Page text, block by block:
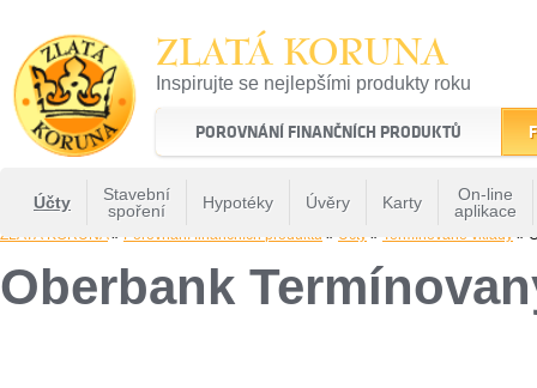
ZLATÁ KORUNA
Inspirujte se nejlepšími produkty roku
22 let tradice a kvality na finančním trhu
POROVNÁNÍ FINANČNÍCH PRODUKTŮ
Účty
Stavební
spoření
Hypotéky Úvěry Karty
On-line
aplikace
ZLATÁ KORUNA» Porovnání finančních produktů » Účty » Termínované vklady »
Oberbank